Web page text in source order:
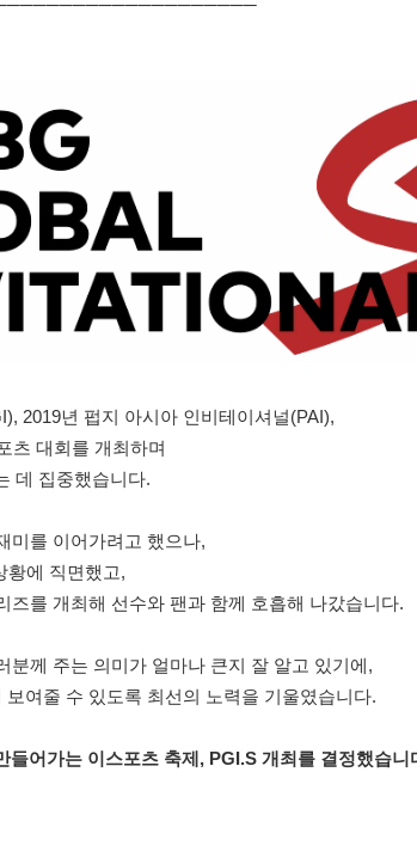
2019년 펍지 아시아 인비테이셔널(PAI),
츠 대회를 개최하며
데 집중했습니다.
미를 이어가려고 했으나,
황에 직면했고,
를 개최해 선수와 팬과 함께 호흡해 나갔습니다.
분께 주는 의미가 얼마나 큰지 잘 알고 있기에,
여줄 수 있도록 최선의 노력을 기울였습니다.
들어가는 이스포츠 축제, PGI.S 개최를 결정했습